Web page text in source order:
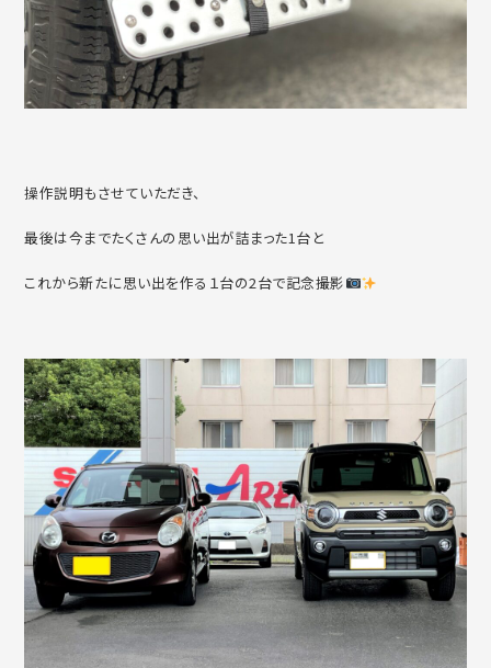
操作説明もさせていただき、
最後は今までたくさんの思い出が詰まった1台と
これから新たに思い出を作る１台の2台で記念撮影